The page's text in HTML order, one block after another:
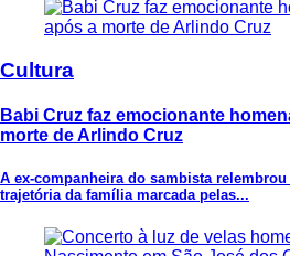
Cultura
Babi Cruz faz emocionante
morte de Arlindo Cruz
A ex-companheira do sambista
trajetória da família marcada pelas...